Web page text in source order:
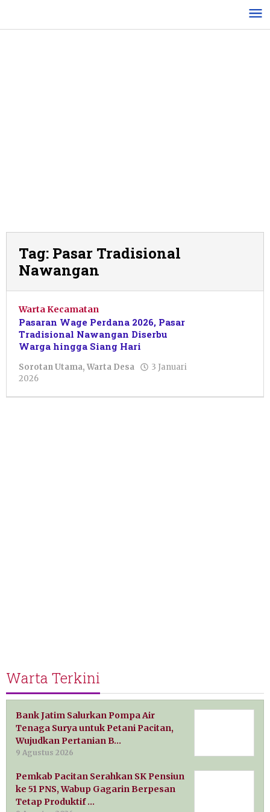
konten
Tag: Pasar Tradisional
Nawangan
Warta Kecamatan
Pasaran Wage Perdana 2026, Pasar
Tradisional Nawangan Diserbu
Warga hingga Siang Hari
Sorotan Utama, Warta Desa
3 Januari
2026
Salsabilla
Warta Terkini
Bank Jatim Salurkan Pompa Air
Tenaga Surya untuk Petani Pacitan,
Wujudkan Pertanian B…
9 Agustus 2026
Pemkab Pacitan Serahkan SK Pensiun
ke 51 PNS, Wabup Gagarin Berpesan
Tetap Produktif …